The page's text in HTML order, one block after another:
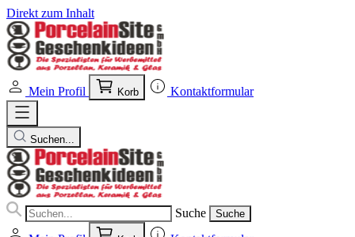
Direkt zum Inhalt
Mein Profil Korb Kontaktformular
Suchen...
Suche Suche